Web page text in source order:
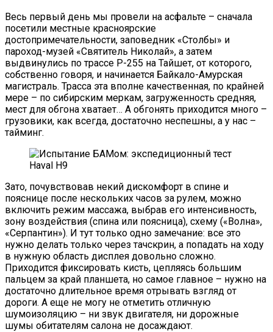
Весь первый день мы провели на асфальте – сначала
посетили местные красноярские
достопримечательности, заповедник «Столбы» и
пароход-музей «Святитель Николай», а затем
выдвинулись по трассе Р-255 на Тайшет, от которого,
собственно говоря, и начинается Байкало-Амурская
магистраль. Трасса эта вполне качественная, по крайней
мере – по сибирским меркам, загруженность средняя,
мест для обгона хватает… А обгонять приходится много –
грузовики, как всегда, достаточно неспешны, а у нас –
тайминг.
Зато, почувствовав некий дискомфорт в спине и
пояснице после нескольких часов за рулем, можно
включить режим массажа, выбрав его интенсивность,
зону воздействия (спина или поясница), схему («Волна»,
«Серпантин»). И тут только одно замечание: все это
нужно делать только через тачскрин, а попадать на ходу
в нужную область дисплея довольно сложно.
Приходится фиксировать кисть, цепляясь большим
пальцем за край планшета, но самое главное – нужно на
достаточно длительное время отрывать взгляд от
дороги. А еще не могу не отметить отличную
шумоизоляцию – ни звук двигателя, ни дорожные
шумы обитателям салона не досаждают.